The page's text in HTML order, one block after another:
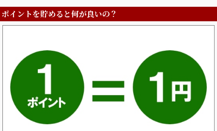
ポイントを貯めると何が良いの？